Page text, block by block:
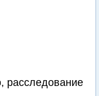
расследование